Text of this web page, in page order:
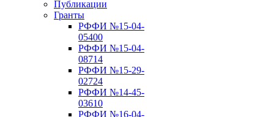
Публикации
Гранты
РФФИ №15-04-
05400
РФФИ №15-04-
08714
РФФИ №15-29-
02724
РФФИ №14-45-
03610
РФФИ №16-04-